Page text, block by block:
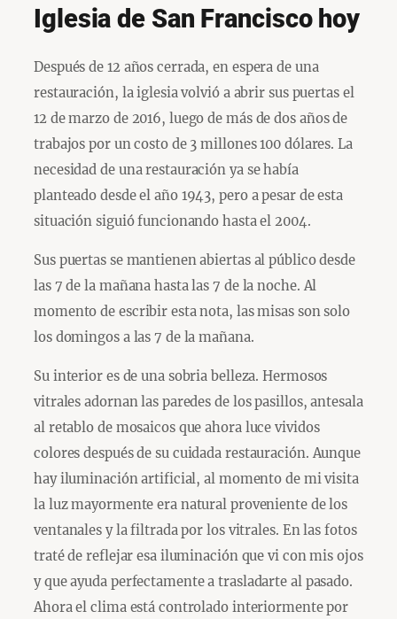
Iglesia de San Francisco hoy
Después de 12 años cerrada, en espera de una
restauración, la iglesia volvió a abrir sus puertas el
12 de marzo de 2016, luego de más de dos años de
trabajos por un costo de 3 millones 100 dólares. La
necesidad de una restauración ya se había
planteado desde el año 1943, pero a pesar de esta
situación siguió funcionando hasta el 2004.
Sus puertas se mantienen abiertas al público desde
las 7 de la mañana hasta las 7 de la noche. Al
momento de escribir esta nota, las misas son solo
los domingos a las 7 de la mañana.
Su interior es de una sobria belleza. Hermosos
vitrales adornan las paredes de los pasillos, antesala
al retablo de mosaicos que ahora luce vividos
colores después de su cuidada restauración. Aunque
hay iluminación artificial, al momento de mi visita
la luz mayormente era natural proveniente de los
ventanales y la filtrada por los vitrales. En las fotos
traté de reflejar esa iluminación que vi con mis ojos
y que ayuda perfectamente a trasladarte al pasado.
Ahora el clima está controlado interiormente por